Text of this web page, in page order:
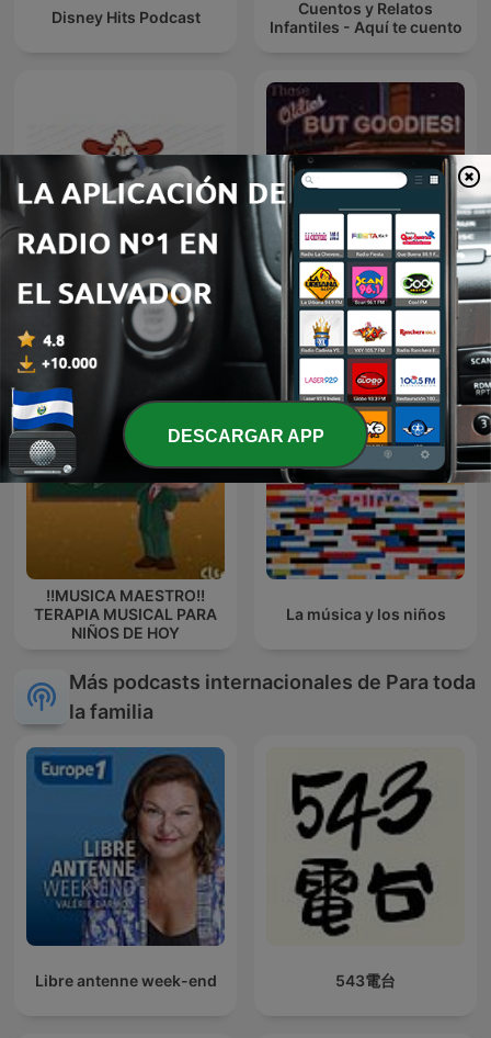
Disney Hits Podcast
Cuentos y Relatos
Infantiles - Aquí te cuento
Ese Loco ReCuerdo
Those Oldies But Goodies
Podshow
!!MUSICA MAESTRO!!
TERAPIA MUSICAL PARA
NIÑOS DE HOY
La música y los niños
Más podcasts internacionales de Para toda
la familia
Libre antenne week-end 543電台
DESCARGAR APP